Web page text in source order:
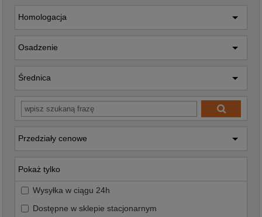
Homologacja
Osadzenie
Średnica
Przedziały cenowe
Pokaż tylko
Wysyłka w ciągu 24h
Dostępne w sklepie stacjonarnym